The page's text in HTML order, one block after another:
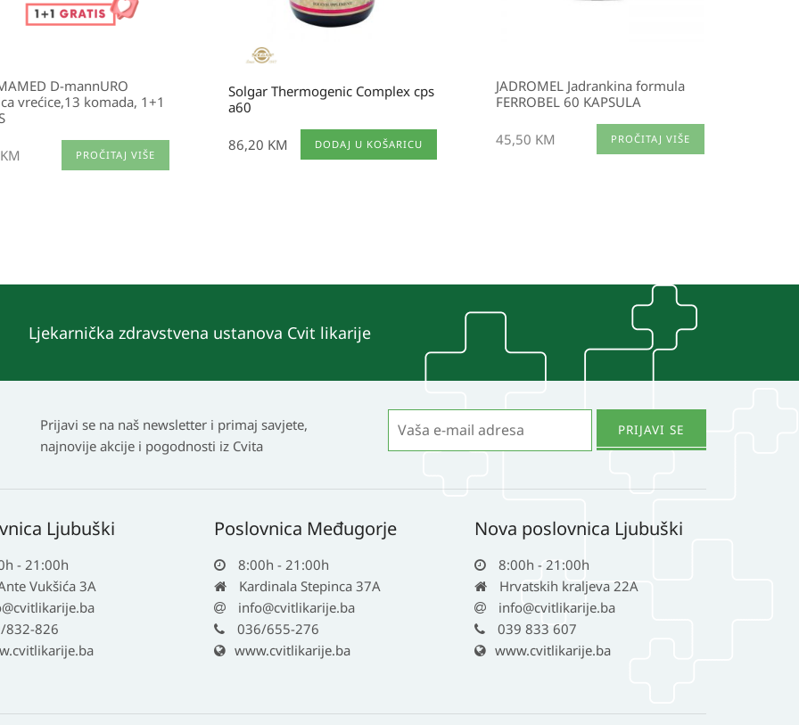
D-mannURO
vrećice,13 komada, 1+1
KM PROČITAJ VIŠE
Solgar Thermogenic Complex cps
a60
86,20 KM DODAJ U KOŠARICU
JADROMEL Jadrankina formula
FERROBEL 60 KAPSULA
45,50 KM PROČITAJ VIŠE
Ljekarnička zdravstvena ustanova Cvit likarije
Prijavi se na naš newsletter i primaj savjete,
najnovije akcije i pogodnosti iz Cvita
Ljubuški
- 21:00h
Vukšića 3A
832-826
Poslovnica Međugorje
8:00h - 21:00h
Kardinala Stepinca 37A
info@cvitlikarije.ba
036/655-276
www.cvitlikarije.ba
Nova poslovnica Ljubuški
8:00h - 21:00h
Hrvatskih kraljeva 22A
info@cvitlikarije.ba
039 833 607
www.cvitlikarije.ba